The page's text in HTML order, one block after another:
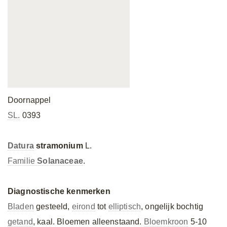
Doornappel
SL. 0393
DaturastramoniumL.
FamilieSolanaceae.
Diagnostische kenmerken
Bladen gesteeld, eirond tot elliptisch, ongelijk bochtig
getand, kaal. Bloemen alleenstaand. Bloemkroon 5-10